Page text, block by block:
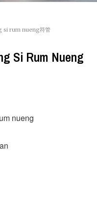
si rum nueng符管
Si Rum Nueng
nueng